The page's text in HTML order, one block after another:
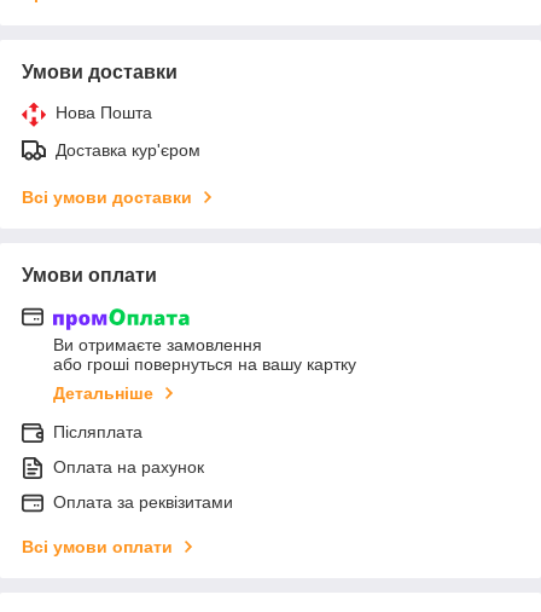
Умови доставки
Нова Пошта
Доставка кур'єром
Всі умови доставки
Умови оплати
Ви отримаєте замовлення
або гроші повернуться на вашу картку
Детальніше
Післяплата
Оплата на рахунок
Оплата за реквізитами
Всі умови оплати